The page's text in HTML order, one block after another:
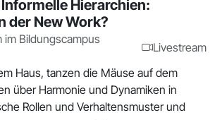
Hierarchien:
der New Work?
im Bildungscampus
Livestream
Haus, tanzen die Mäuse auf dem
über Harmonie und Dynamiken in
Rollen und Verhaltensmuster und